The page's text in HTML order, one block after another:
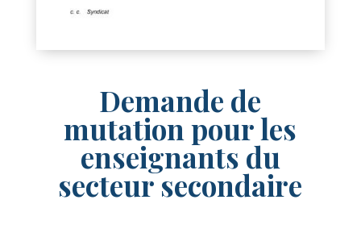
Demande de
mutation pour les
enseignants du
secteur secondaire